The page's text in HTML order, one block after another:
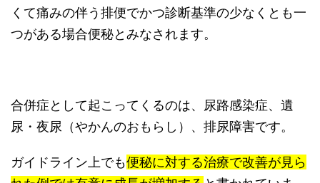
くて痛みの伴う排便でかつ診断基準の少なくとも一
つがある場合便秘とみなされます。
合併症として起こってくるのは、尿路感染症、遺
尿・夜尿（やかんのおもらし）、排尿障害です。
ガイドライン上でも便秘に対する治療で改善が見ら